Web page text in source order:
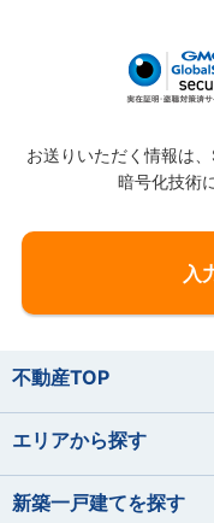
お送りいただく情報は
暗号化技術
不動産TOP
エリアから探す
新築一戸建てを探す